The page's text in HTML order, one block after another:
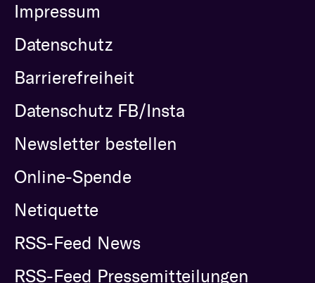
Impressum
Datenschutz
Barrierefreiheit
Datenschutz FB/Insta
Newsletter bestellen
Online-Spende
Netiquette
RSS-Feed News
RSS-Feed Pressemitteilungen